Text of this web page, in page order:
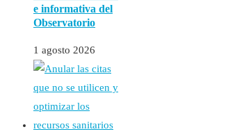
e informativa del
Observatorio
1 agosto 2026